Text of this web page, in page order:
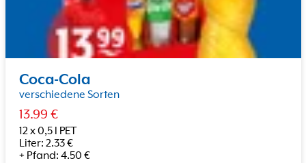
Coca-Cola
verschiedene Sorten
13.99 €
12 x 0,5 l PET
Liter: 2.33€
+ Pfand: 4.50 €